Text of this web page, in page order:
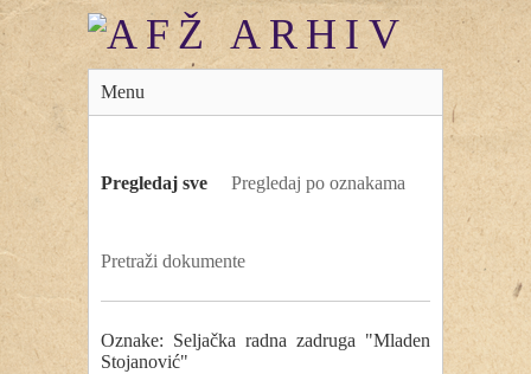
Menu
Pregledaj sve Pregledaj po oznakama
Pretraži dokumente
Oznake: Seljačka radna zadruga "Mladen
Stojanović"